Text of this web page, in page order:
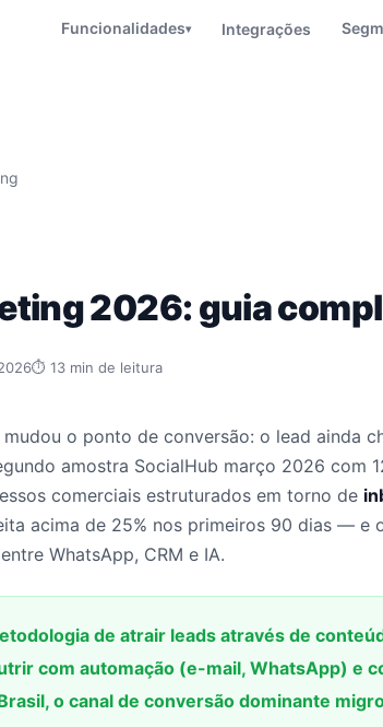
Funcionalidades▾ Integrações
2026: guia
⏱ 13 min de leitura
o ponto de conversão: o lead ainda
amostra SocialHub março 2026 com
comerciais estruturados em torno de
acima de 25% nos primeiros 90 dias — e
WhatsApp, CRM e IA.
de atrair leads através de
com automação (e-mail, WhatsApp) e
o canal de conversão dominante